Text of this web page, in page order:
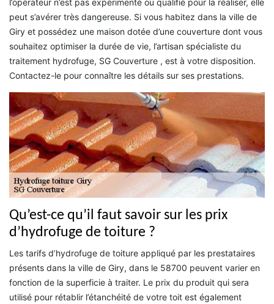
l’opérateur n’est pas expérimenté ou qualifié pour la réaliser, elle
peut s’avérer très dangereuse. Si vous habitez dans la ville de
Giry et possédez une maison dotée d’une couverture dont vous
souhaitez optimiser la durée de vie, l’artisan spécialiste du
traitement hydrofuge, SG Couverture , est à votre disposition.
Contactez-le pour connaître les détails sur ses prestations.
Qu’est-ce qu’il faut savoir sur les prix
d’hydrofuge de toiture ?
Les tarifs d’hydrofuge de toiture appliqué par les prestataires
présents dans la ville de Giry, dans le 58700 peuvent varier en
fonction de la superficie à traiter. Le prix du produit qui sera
utilisé pour rétablir l’étanchéité de votre toit est également